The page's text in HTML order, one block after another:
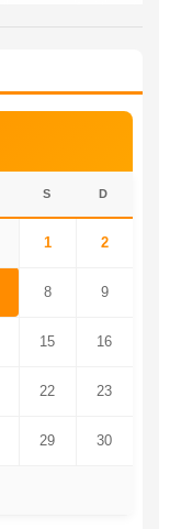
S D
1 2
8 9
15 16
22 23
29 30